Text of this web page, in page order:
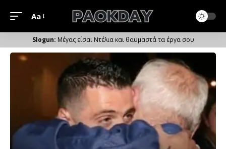
Μέγεθος
Γραμματοσειράς
Aa
Μέγας είσαι Ντέλια και θαυμαστά τα έργα σου